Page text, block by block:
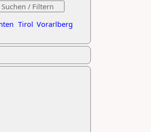
Tirol Vorarlberg